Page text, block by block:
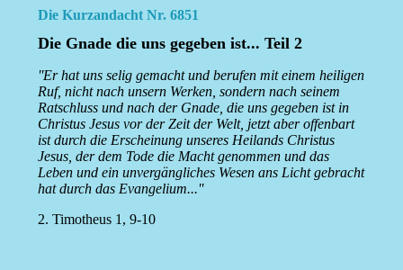
Die Kurzandacht Nr. 6851
Die Gnade die uns gegeben ist... Teil 2
''Er hat uns selig gemacht und berufen mit einem heiligen
Ruf, nicht nach unsern Werken, sondern nach seinem
Ratschluss und nach der Gnade, die uns gegeben ist in
Christus Jesus vor der Zeit der Welt, jetzt aber offenbart
ist durch die Erscheinung unseres Heilands Christus
Jesus, der dem Tode die Macht genommen und das
Leben und ein unvergängliches Wesen ans Licht gebracht
hat durch das Evangelium...''
2. Timotheus 1, 9-10